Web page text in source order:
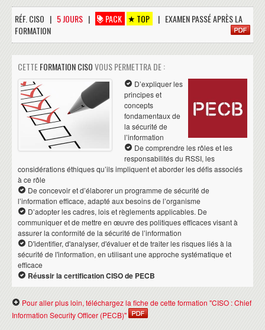
RÉF. CISO | 5 JOURS | PACK TOP
| EXAMEN PASSÉ APRÈS LA
FORMATION
CETTEFORMATION CISOVOUS PERMETTRA DE :
D’expliquer les
principes et
concepts
fondamentaux de
la sécurité de
l’information
De comprendre les rôles et les
responsabilités du RSSI, les
considérations éthiques qu’ils impliquent et aborder les défis associés
à ce rôle
De concevoir et d’élaborer un programme de sécurité de
l’information efficace, adapté aux besoins de l’organisme
D’adopter les cadres, lois et règlements applicables. De
communiquer et de mettre en œuvre des politiques efficaces visant à
assurer la conformité de la sécurité de l’information
D'identifier, d'analyser, d'évaluer et de traiter les risques liés à la
sécurité de l'information, en utilisant une approche systématique et
efficace
Réussir la certification CISO de PECB
Pour aller plus loin, téléchargez la fiche de cette formation "CISO : Chief
Information Security Officer (PECB)"